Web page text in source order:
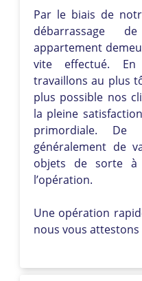
Par le biais de
débarrassage
appartement
vite effectué.
travaillons au plus
plus possible nos
la pleine
primordiale. De
généralement de
objets de sorte
l’opération.
Une opération
nous vous attestons